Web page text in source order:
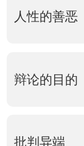
人性的善恶
辩论的目的
批判异端